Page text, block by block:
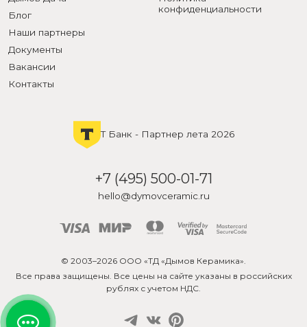
Блог
Наши партнеры
Документы
Вакансии
Контакты
конфиденциальности
Т Банк - Партнер лета 2026
+7 (495) 500-01-71
hello@dymovceramic.ru
© 2003–2026 ООО «ТД «Дымов Керамика».
Все права защищены. Все цены на сайте указаны в российских
рублях с учетом НДС.